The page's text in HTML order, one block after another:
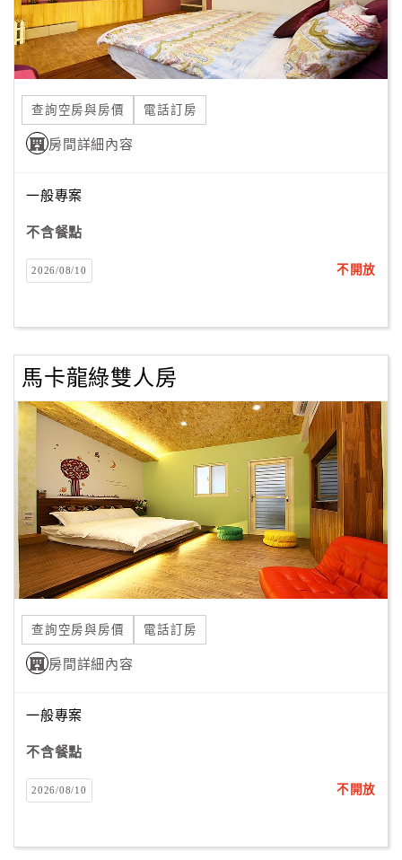
利
查
詢
訂
房
Q&A
旅
卡
訂
請
款
收
據
合
作
提
案
店
合
作
商
合
作
查詢空房與房價 電話訂房
房間詳細內容
一般專案
不含餐點
2026/08/10 不開放
馬卡龍綠雙人房
查詢空房與房價 電話訂房
房間詳細內容
一般專案
不含餐點
2026/08/10 不開放